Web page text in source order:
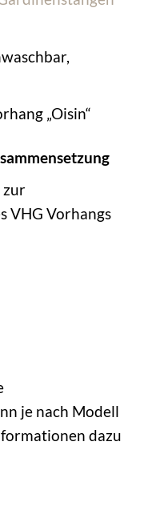
„Oisin“
zur
VHG Vorhangs
je nach Modell
dazu